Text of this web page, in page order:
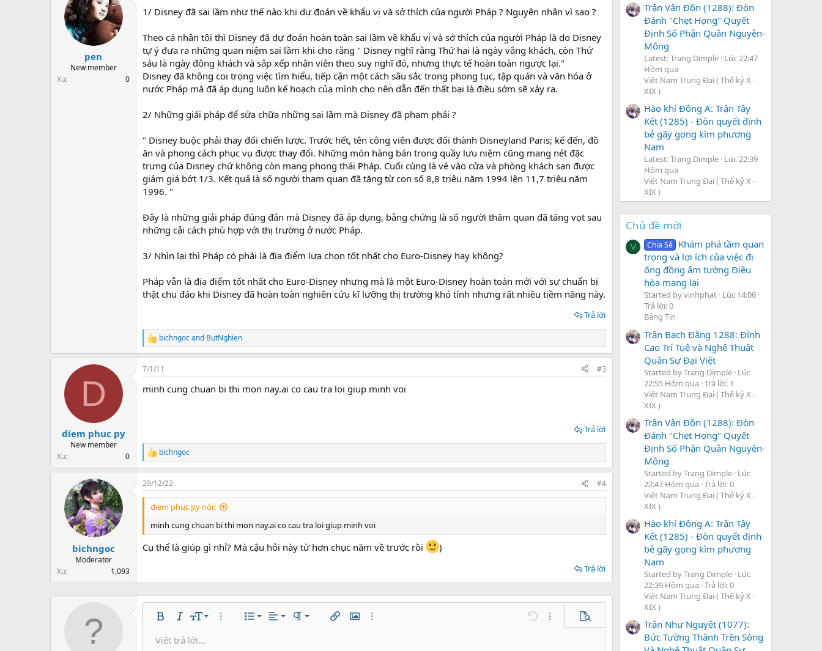
i
n
s
:
pen
New member
Xu
0
1/ Disney đã sai lầm như thế nào khi dự đoán về khẩu vị và sở thích của người Pháp ? Nguyên nhân vì sao ?
Theo cá nhân tôi thì Disney đã dự đoán hoàn toàn sai lầm về khẩu vị và sở thích của người Pháp là do Disney
tự ý đưa ra những quan niệm sai lầm khi cho rằng " Disney nghĩ rằng Thứ hai là ngày vắng khách, còn Thứ
sáu là ngày đông khách và sắp xếp nhân viên theo suy nghĩ đó, nhưng thực tế hoàn toàn ngược lại."
Disney đã không coi trọng việc tìm hiểu, tiếp cận một cách sâu sắc trong phong tục, tập quán và văn hóa ở
nước Pháp mà đã áp dụng luôn kế hoạch của mình cho nên dẫn đến thất bại là điều sớm sẽ xảy ra.
2/ Những giải pháp để sửa chữa những sai lầm mà Disney đã phạm phải ?
" Disney buộc phải thay đổi chiến lược. Trước hết, tên công viên được đổi thành Disneyland Paris; kế đến, đồ
ăn và phong cách phục vụ được thay đổi. Những món hàng bán trong quầy lưu niệm cũng mang nét đặc
trưng của Disney chứ không còn mang phong thái Pháp. Cuối cùng là vé vào cửa và phòng khách sạn được
giảm giá bớt 1/3. Kết quả là số người tham quan đã tăng từ con số 8,8 triệu năm 1994 lên 11,7 triệu năm
1996. "
Đây là những giải pháp đúng đắn mà Disney đã áp dụng, bằng chứng là số người thăm quan đã tăng vọt sau
những cải cách phù hợp với thị trường ở nước Pháp.
3/ Nhìn lại thì Pháp có phải là địa điểm lựa chọn tốt nhất cho Euro-Disney hay không?
Pháp vẫn là địa điểm tốt nhất cho Euro-Disney nhưng mà là một Euro-Disney hoàn toàn mới với sự chuẩn bị
thật chu đáo khi Disney đã hoàn toàn nghiên cứu kĩ lưỡng thị trường khó tính nhưng rất nhiều tiềm năng này.
Trả lời
R
e
a
c
i
bichngocand ButNghien
D
diem phuc py
New member
Xu
0
7/1/11 #3
minh cung chuan bi thi mon nay.ai co cau tra loi giup minh voi
Trả lời
R
e
a
c
t
s
:
bichngoc
bichngoc
Moderator
Xu
1,093
29/12/22 #4
diem phuc py nói:
minh cung chuan bi thi mon nay.ai co cau tra loi giup minh voi
Cụ thể là giúp gì nhỉ? Mà cậu hỏi này từ hơn chục năm về trước rồi )
Trả lời
Bold In nghiêng
Kích thước
10
Thêm tùy chọn…
Danh sáchDanh sách có thứ tự
Căn lề
Căn trái
Paragraph format
Normal Chèn liên kết
Chèn hình ảnh
Thêm tùy chọn… Undo Thêm tùy chọn…
Xem trước
Màu chữPhông chữArial
Gạch ngang
Mặt cười
MediaTrích dẫn
RedoXóa định dạng
Toggle BB code
Viết trả lời...
Trận Vân Đồn (1288): Đòn
Đánh "Chẹt Họng" Quyết
Định Số Phận Quân Nguyên-
Mông
Latest: Trang Dimple Lúc 22:47
Hôm qua
Việt Nam Trung Đại ( Thế kỷ X -
XIX )
Hào khí Đông A: Trận Tây
Kết (1285) - Đòn quyết định
bẻ gãy gọng kìm phương
Nam
Latest: Trang Dimple Lúc 22:39
Hôm qua
Việt Nam Trung Đại ( Thế kỷ X -
XIX )
Chủ đề mới
V Chia Sẻ Khám phá tầm quan
trọng và lợi ích của việc đi
ống đồng âm tường Điều
hòa mang lại
Started by vinhphat Lúc 14:06
Trả lời: 0
Bảng Tin
Trận Bạch Đằng 1288: Đỉnh
Cao Trí Tuệ và Nghệ Thuật
Quân Sự Đại Việt
Started by Trang Dimple Lúc
22:55 Hôm qua Trả lời: 1
Việt Nam Trung Đại ( Thế kỷ X -
XIX )
Trận Vân Đồn (1288): Đòn
Đánh "Chẹt Họng" Quyết
Định Số Phận Quân Nguyên-
Mông
Started by Trang Dimple Lúc
22:47 Hôm qua Trả lời: 0
Việt Nam Trung Đại ( Thế kỷ X -
XIX )
Hào khí Đông A: Trận Tây
Kết (1285) - Đòn quyết định
bẻ gãy gọng kìm phương
Nam
Started by Trang Dimple Lúc
22:39 Hôm qua Trả lời: 0
Việt Nam Trung Đại ( Thế kỷ X -
XIX )
Trận Như Nguyệt (1077):
Bức Tường Thành Trên Sông